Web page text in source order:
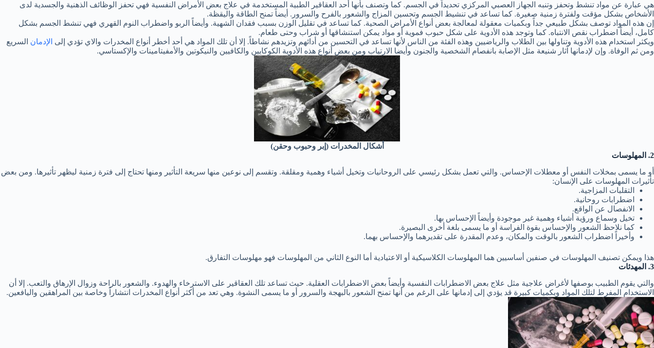
هي عبارة عن مواد تنشط وتحفز وتنبه الجهاز العصبي المركزي تحديداً في الجسم. كما وتصنف بأنها أحد العقاقير الطبية المستخدمة في علاج بعض الأمراض النفسية فهي تحفز الوظائف الذهنية والجسدية لدى
الأشخاص بشكل مؤقت ولفترة زمنية صغيرة. كما تساعد في تنشيط الجسم وتحسين المزاج والشعور بالفرح والسرور. أيضاً تمنح الطاقة واليقظة.
إن هذه المواد توصف بشكل طبيعي جداً وبكميات معقولة لمعالجة بعض أنواع الأمراض الصحية. كما تساعد في تقليل الوزن بسبب فقدان الشهية. وأيضاً الربو واضطراب النوم القهري فهي تنشط الجسم بشكل
كامل، أيضاً اضطراب نقص الانتباه. كما وتوجد هذه الأدوية على شكل حبوب فموية أو مواد يمكن استنشاقها أو شراب وحتى طعام.
ويكثر استخدام هذه الأدوية وتناولها بين الطلاب والرياضيين وهذه الفئة من الناس لأنها تساعد في التحسين من أدائهم وتزيدهم نشاطاً. إلا أن تلك المواد هي أحد أخطر أنواع المخدرات والاي تؤدي إلى الإدمان السريع
ومن ثم الوفاة. وإن لإدمانها آثار شنيعة مثل الإصابة بانفصام الشخصية والجنون وأيضا الارتياب ومن بعض أنواع هذه الأدوية الكوكايين والكافيين والنيكوتين والأمفيتامينات والإكستاسي.
أشكال المخدرات (إبر وحبوب وحقن)
2. المهلوسات
أو ما يسمى بمخلات النفس أو معطلات الإحساس. والتي تعمل بشكل رئيسي على الروحانيات وتخيل أشياء وهمية ومقلقة. وتقسم إلى نوعين منها سريعة التأثير ومنها تحتاج إلى فترة زمنية ليظهر تأثيرها. ومن بعض
تأثيرات المهلوسات على الإنسان:
التقلبات المزاجية.
اضطرابات روحانية.
الانفصال عن الواقع.
تخيل وسماع ورؤية أشياء وهمية غير موجودة وأيضاً الإحساس بها.
كما نلاحظ الشعور والإحساس بقوة الفراسة أو ما يسمى بلغة أخرى البصيرة.
وأخيراً اضطراب الشعور بالوقت والمكان، وعدم المقدرة على تقديرهما والإحساس بهما.
هذا ويمكن تصنيف المهلوسات في صنفين أساسيين هما المهلوسات الكلاسيكية أو الاعتيادية أما النوع الثاني من المهلوسات فهو مهلوسات التفارق.
3. المهدئات
والتي يقوم الطبيب بوصفها لأغراض علاجية مثل علاج بعض الاضطرابات النفسية وأيضاً بعض الاضطرابات العقلية. حيث تساعد تلك العقاقير على الاسترخاء والهدوء. والشعور بالراحة وزوال الإرهاق والتعب. إلا أن
الاستخدام المفرط لتلك المواد وبكميات كبيرة قد يؤدي إلى إدمانها على الرغم من أنها تمنح الشعور بالبهجة والسرور أو ما يسمى النشوة. وهي تعد من أكثر أنواع المخدرات انتشاراً وخاصة بين المراهقين واليافعين.